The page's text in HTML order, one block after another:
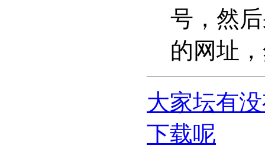
号，然
的网址
大家坛有
下载呢